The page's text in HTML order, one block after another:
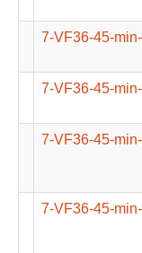
7-VF36-45-
7-VF36-45-
7-VF36-45-
7-VF36-45-